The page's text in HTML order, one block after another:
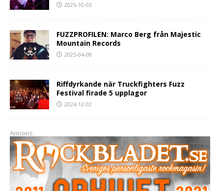
2025-10-03
FUZZPROFILEN: Marco Berg från Majestic
Mountain Records
2025-04-08
Riffdyrkande när Truckfighters Fuzz
Festival firade 5 upplagor
2024-12-02
Annons